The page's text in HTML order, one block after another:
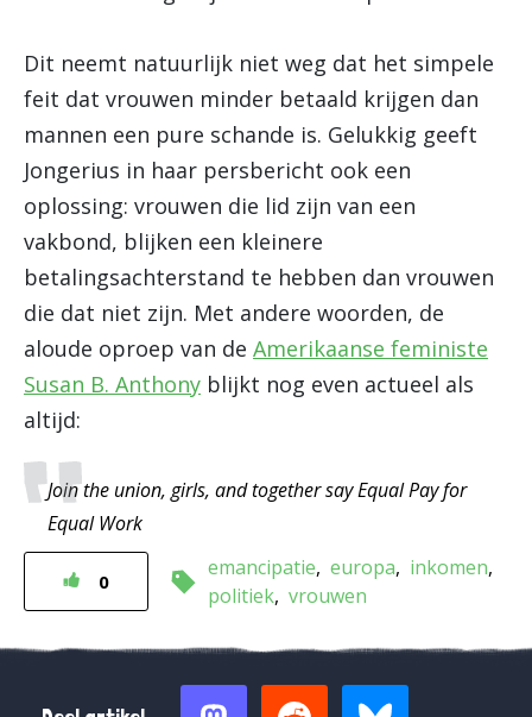
Dit neemt natuurlijk niet weg dat het simpele
feit dat vrouwen minder betaald krijgen dan
mannen een pure schande is. Gelukkig geeft
Jongerius in haar persbericht ook een
oplossing: vrouwen die lid zijn van een
vakbond, blijken een kleinere
betalingsachterstand te hebben dan vrouwen
die dat niet zijn. Met andere woorden, de
aloude oproep van de Amerikaanse feministe
Susan B. Anthony blijkt nog even actueel als
altijd:
Join the union, girls, and together say Equal Pay for
Equal Work
0
emancipatie europa
inkomen
politiek vrouwen